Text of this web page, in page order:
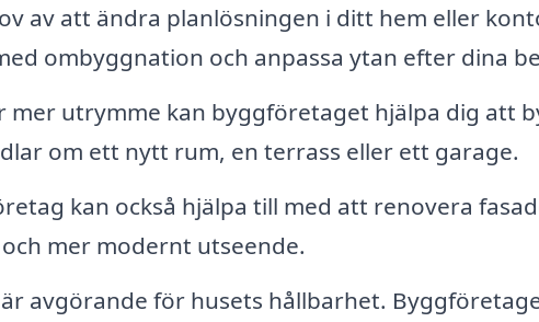
av att ändra planlösningen i ditt hem eller
ombyggnation och anpassa ytan efter dina
mer utrymme kan byggföretaget hjälpa dig att
om ett nytt rum, en terrass eller ett garage.
kan också hjälpa till med att renovera
mer modernt utseende.
är avgörande för husets hållbarhet.